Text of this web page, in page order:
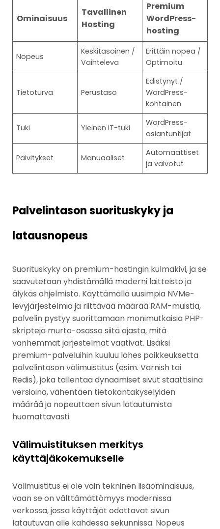
Ominaisuus
Tavallinen
Hosting
Premium
WordPress-
hosting
Nopeus
Keskitasoinen /
Vaihteleva
Erittäin nopea /
Optimoitu
Tietoturva Perustaso
Edistynyt /
WordPress-
kohtainen
Tuki Yleinen IT-tuki
WordPress-
asiantuntijat
Päivitykset Manuaaliset
Automaattiset
ja valvotut
Palvelintason suorituskyky ja
latausnopeus
Suorituskyky on premium-hostingin kulmakivi, ja se
saavutetaan yhdistämällä moderni laitteisto ja
älykäs ohjelmisto. Käyttämällä uusimpia NVMe-
levyjärjestelmiä ja riittävää määrää RAM-muistia,
palvelin pystyy suorittamaan monimutkaisia PHP-
skriptejä murto-osassa siitä ajasta, mitä
vanhemmat järjestelmät vaativat. Lisäksi
premium-palveluihin kuuluu lähes poikkeuksetta
palvelintason välimuistitus (esim. Varnish tai
Redis), joka tallentaa dynaamiset sivut staattisina
versioina, vähentäen tietokantakyselyiden
määrää ja nopeuttaen sivun latautumista
huomattavasti.
Välimuistituksen merkitys
käyttäjäkokemukselle
Välimuistitus ei ole vain tekninen lisäominaisuus,
vaan se on välttämättömyys modernissa
verkossa, jossa käyttäjät odottavat sivun
latautuvan alle kahdessa sekunnissa. Nopeus